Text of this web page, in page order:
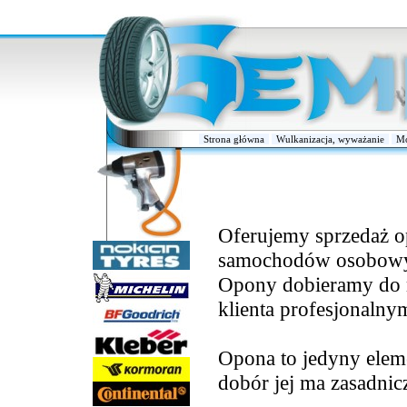
Strona główna Wulkanizacja, wyważanie
Oferujemy sprzedaż
samochodów
Opony dobieramy do
klienta
Opona to jedyny
dobór jej ma